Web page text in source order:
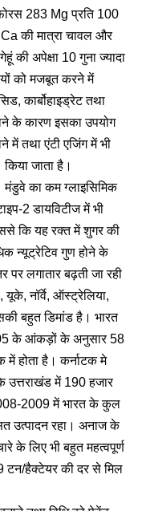
283 Mg प्रति 100
Ca की मात्रा चावल और
की अपेक्षा 10 गुना ज्यादा
को मजबूत करने में
कार्बोहाइड्रेट तथा
के कारण इसका उपयोग
में तथा एंटी एजिंग में भी
किया जाता है।
मंडुवे का कम ग्लाइसिमिक
2 डायविटीज में भी
कि यह रक्त में शुगर की
न्यूट्रेटिव गुण होने के
पर लगातार बढ़ती जा रही
नॉर्वे, ऑस्ट्रेलिया,
बहुत डिमांड है। भारत
के आंकड़ों के अनुसार 58
में होता है। कर्नाटक मे
में 190 हजार
2009 में भारत के कुल
उत्पादन रहा। अनाज के
के लिए भी बहुत महत्वपूर्ण
टन/हैक्टेयर की दर से मिल